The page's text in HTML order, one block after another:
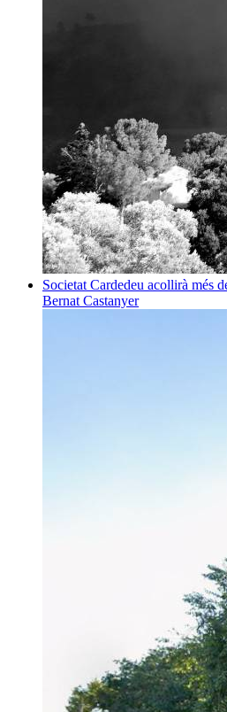
Societat Cardedeu acollirà més
Bernat Castanyer